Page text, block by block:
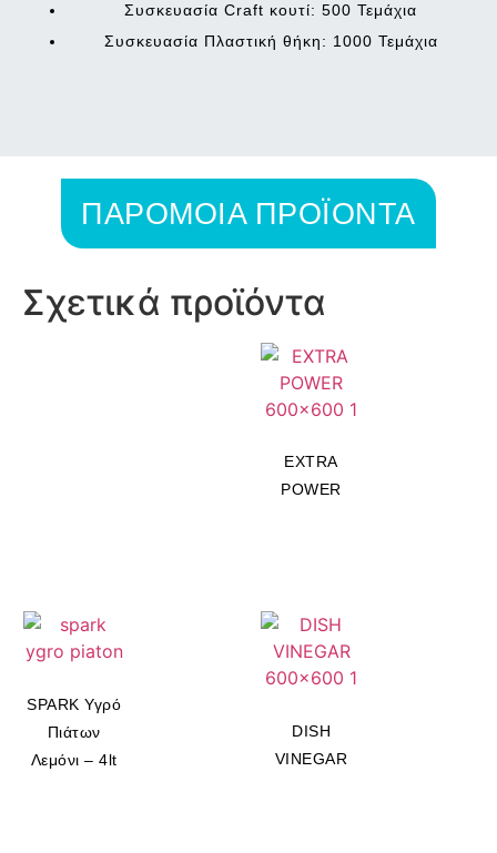
Συσκευασία Craft κουτί: 500 Τεμάχια
Συσκευασία Πλαστική θήκη: 1000 Τεμάχια
ΠΑΡΟΜΟΙΑ ΠΡΟΪΟΝΤΑ
Σχετικά προϊόντα
EXTRA
POWER
SPARK Υγρό
Πιάτων
Λεμόνι – 4lt
DISH
VINEGAR